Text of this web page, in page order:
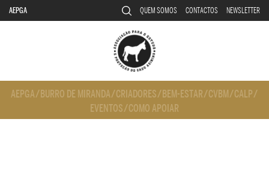
AEPGA QUEM SOMOS CONTACTOS NEWSLETTER
AEPGA/ BURRO DE MIRANDA/CRIADORES/ BEM-ESTAR/CVBM/CALP/
EVENTOS/COMO APOIAR